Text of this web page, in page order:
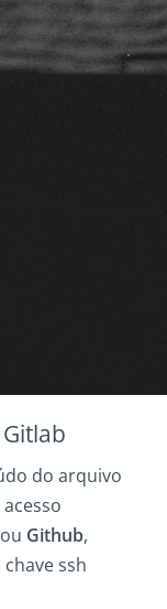
do arquivo
ou Github,
ssh